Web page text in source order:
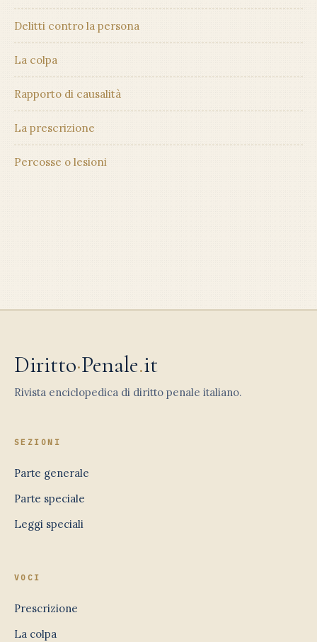
Delitti contro la persona
La colpa
Rapporto di causalità
La prescrizione
Percosse o lesioni
Diritto·Penale.it
Rivista enciclopedica di diritto penale italiano.
SEZIONI
Parte generale
Parte speciale
Leggi speciali
VOCI
Prescrizione
La colpa